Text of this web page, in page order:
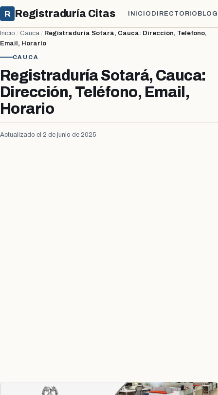
R Registraduría Citas INICIO DIRECTORIO BLOG
Inicio / Cauca / Registraduría Sotará, Cauca: Dirección, Teléfono,
Email, Horario
CAUCA
Registraduría Sotará, Cauca:
Dirección, Teléfono, Email,
Horario
Actualizado el 2 de junio de 2025